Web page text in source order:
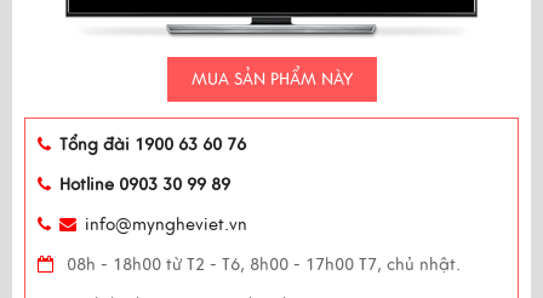
MUA SẢN PHẨM NÀY
Tổng đài 1900 63 60 76
Hotline 0903 30 99 89
info@myngheviet.vn
08h - 18h00 từ T2 - T6, 8h00 - 17h00 T7, chủ nhật.